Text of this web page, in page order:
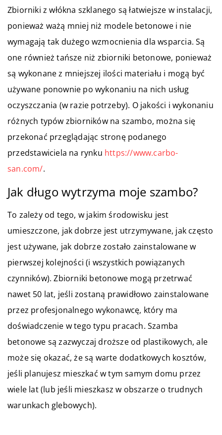
Zbiorniki z włókna szklanego są łatwiejsze w instalacji,
ponieważ ważą mniej niż modele betonowe i nie
wymagają tak dużego wzmocnienia dla wsparcia. Są
one również tańsze niż zbiorniki betonowe, ponieważ
są wykonane z mniejszej ilości materiału i mogą być
używane ponownie po wykonaniu na nich usług
oczyszczania (w razie potrzeby). O jakości i wykonaniu
różnych typów zbiorników na szambo, można się
przekonać przeglądając stronę podanego
przedstawiciela na rynku https://www.carbo-
san.com/.
Jak długo wytrzyma moje szambo?
To zależy od tego, w jakim środowisku jest
umieszczone, jak dobrze jest utrzymywane, jak często
jest używane, jak dobrze zostało zainstalowane w
pierwszej kolejności (i wszystkich powiązanych
czynników). Zbiorniki betonowe mogą przetrwać
nawet 50 lat, jeśli zostaną prawidłowo zainstalowane
przez profesjonalnego wykonawcę, który ma
doświadczenie w tego typu pracach. Szamba
betonowe są zazwyczaj droższe od plastikowych, ale
może się okazać, że są warte dodatkowych kosztów,
jeśli planujesz mieszkać w tym samym domu przez
wiele lat (lub jeśli mieszkasz w obszarze o trudnych
warunkach glebowych).